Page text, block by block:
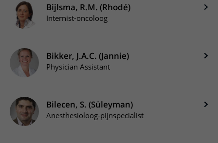
Bijlsma, R.M. (Rhodé)
Internist-oncoloog
Bikker, J.A.C. (Jannie)
Physician Assistant
Bilecen, S. (Süleyman)
Anesthesioloog-pijnspecialist